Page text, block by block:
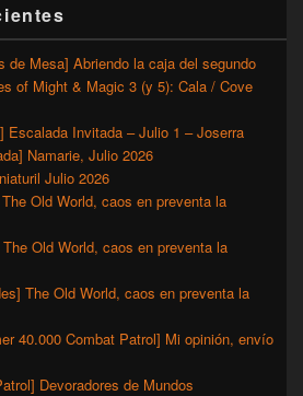
de Mesa] Abriendo la caja del segundo
of Might & Magic 3 (y 5): Cala / Cove
Escalada Invitada – Julio 1 – Joserra
Namarie, Julio 2026
Julio 2026
Old World, caos en preventa la
Old World, caos en preventa la
The Old World, caos en preventa la
40.000 Combat Patrol] Mi opinión, envío
Devoradores de Mundos